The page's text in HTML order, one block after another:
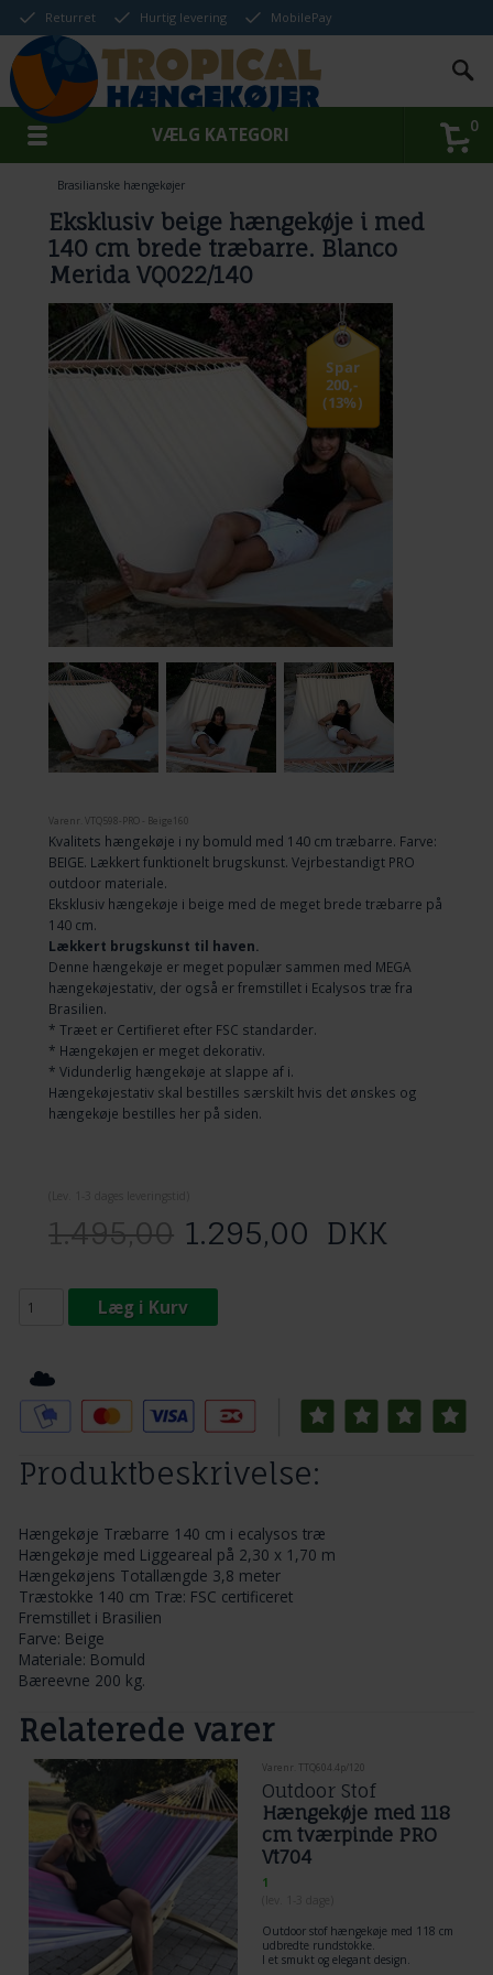
Returret Hurtig levering MobilePay
0
VÆLG KATEGORI
Brasilianske hængekøjer
Eksklusiv beige hængekøje i med
140 cm brede træbarre. Blanco
Merida VQ022/140
Spar
200,-
(13%)
Varenr. VTQ598-PRO - Beige160
Kvalitets hængekøje i ny bomuld med 140 cm træbarre. Farve:
BEIGE. Lækkert funktionelt brugskunst. Vejrbestandigt PRO
outdoor materiale.
Eksklusiv hængekøje i beige med de meget brede træbarre på
140 cm.
Lækkert brugskunst til haven.
Denne hængekøje er meget populær sammen med MEGA
hængekøjestativ, der også er fremstillet i Ecalysos træ fra
Brasilien.
* Træet er Certifieret efter FSC standarder.
* Hængekøjen er meget dekorativ.
* Vidunderlig hængekøje at slappe af i.
Hængekøjestativ skal bestilles særskilt hvis det ønskes og
hængekøje bestilles her på siden.
1.495,00 1.295,00 DKK
Læg i Kurv
Produktbeskrivelse:
Hængekøje Træbarre 140 cm i ecalysos træ
Hængekøje med Liggeareal på 2,30 x 1,70 m
Hængekøjens Totallængde 3,8 meter
Træstokke 140 cm Træ: FSC certificeret
Fremstillet i Brasilien
Farve: Beige
Materiale: Bomuld
Bæreevne 200 kg.
Relaterede varer
Varenr. TTQ604.4p/120
Outdoor Stof
Hængekøje med 118
cm tværpinde PRO
Vt704
1
Outdoor stof hængekøje med 118 cm
udbredte rundstokke.
I et smukt og elegant design.